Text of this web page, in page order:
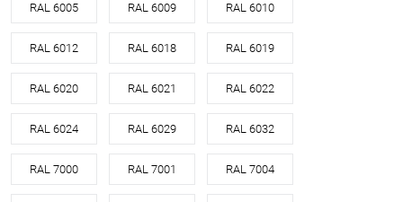
RAL 6005 RAL 6009 RAL 6010
RAL 6012 RAL 6018 RAL 6019
RAL 6020 RAL 6021 RAL 6022
RAL 6024 RAL 6029 RAL 6032
RAL 7000 RAL 7001 RAL 7004